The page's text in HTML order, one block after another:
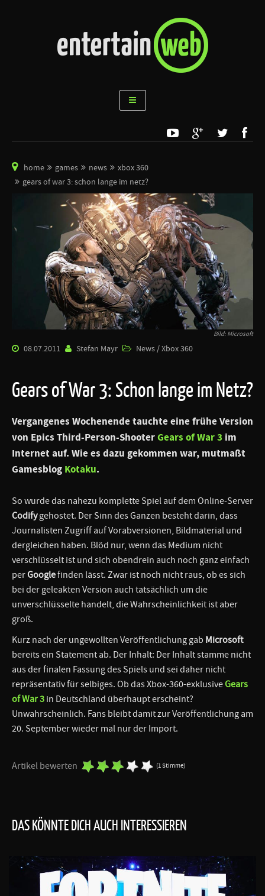
home games news
xbox 360
gears of war 3: schon lange im netz?
Bild: Microsoft
08.07.2011 Stefan Mayr News / Xbox 360
Gears of War 3: Schon lange im Netz?
Vergangenes Wochenende tauchte eine frühe Version
von Epics Third-Person-ShooterGears of War 3 im
Internet auf. Wie es dazu gekommen war, mutmaßt
Gamesblog Kotaku.
So wurde das nahezu komplette Spiel auf dem Online-Server
Codifygehostet. Der Sinn des Ganzen besteht darin, dass
Journalisten Zugriff auf Vorabversionen, Bildmaterial und
dergleichen haben. Blöd nur, wenn das Medium nicht
verschlüsselt ist und sich obendrein auch noch ganz einfach
perGooglefinden lässt. Zwar ist noch nicht raus, ob es sich
bei der geleakten Version auch tatsächlich um die
unverschlüsselte handelt, die Wahrscheinlichkeit ist aber
groß.
Kurz nach der ungewollten Veröffentlichung gab Microsoft
bereits ein Statement ab. Der Inhalt: Der Inhalt stamme nicht
aus der finalen Fassung des Spiels und sei daher nicht
repräsentativ für selbiges. Ob das Xbox-360-exklusiveGears
of War 3 in Deutschland überhaupt erscheint?
Unwahrscheinlich. Fans bleibt damit zur Veröffentlichung am
20. September wieder mal nur der Import.
Artikel bewerten (1 Stimme)
DAS KÖNNTE DICH AUCH INTERESSIEREN